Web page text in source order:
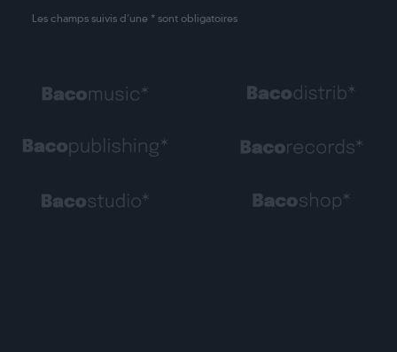
Les champs suivis d’une * sont obligatoires